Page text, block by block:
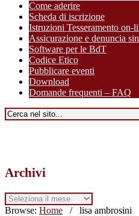
Come aderire
Scheda di iscrizione
Istruzioni Tesseramento on-
Assicurazione e denuncia
Software per le BdT
Codice Etico
Pubblicare eventi
Download
Domande frequenti – FAQ
Archivi
Archivi
Browse: Home / lisa ambrosini